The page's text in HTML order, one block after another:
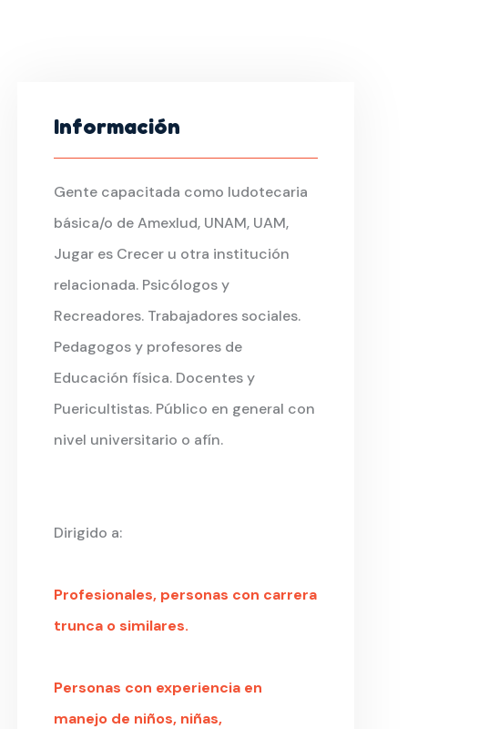
Información
Gente capacitada como ludotecaria
básica/o de Amexlud, UNAM, UAM,
Jugar es Crecer u otra institución
relacionada. Psicólogos y
Recreadores. Trabajadores sociales.
Pedagogos y profesores de
Educación física. Docentes y
Puericultistas. Público en general con
nivel universitario o afín.
Dirigido a:
Profesionales, personas con carrera
trunca o similares.
Personas con experiencia en
manejo de niños, niñas,